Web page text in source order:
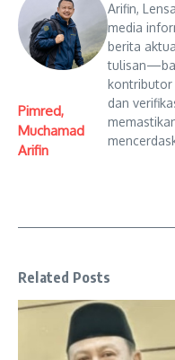
Pimred,
Muchamad
Arifin
Arifin,
media
berita
dan
Related Posts